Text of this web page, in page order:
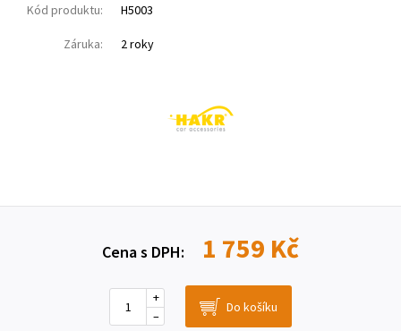
Kód produktu: H5003
Záruka: 2 roky
Cena s DPH: 1 759 Kč
–
+